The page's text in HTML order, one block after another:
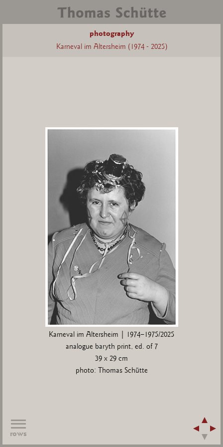
photography
Karneval im Altersheim (1974 - 2025)
Karneval im Altersheim | 1974–1975/2025
analogue baryth print, ed. of 7
39 x 29 cm
photo: Thomas Schütte
rows